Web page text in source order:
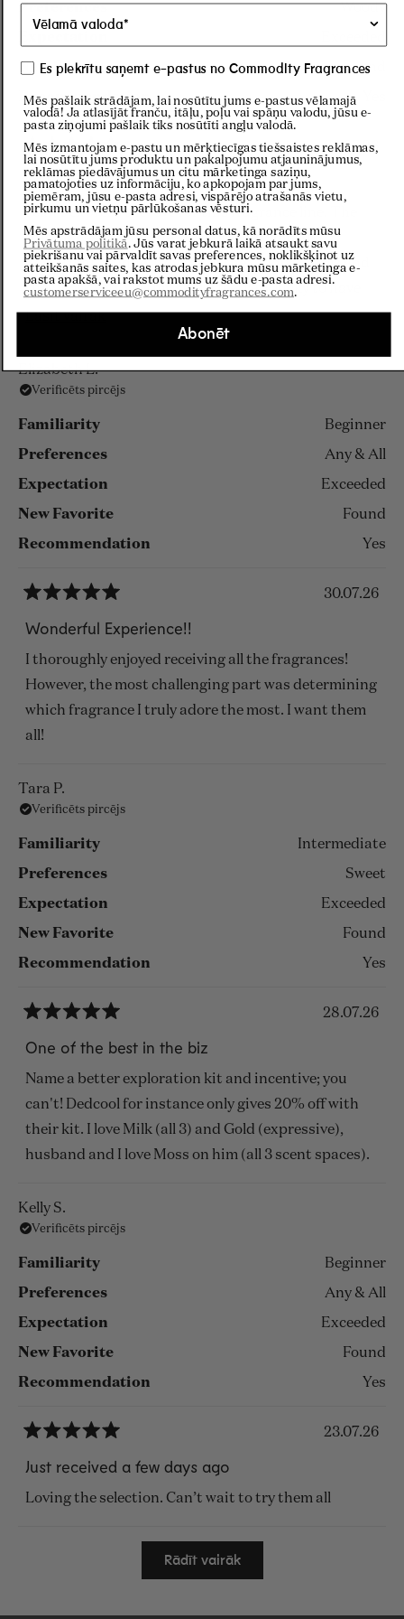
Preferences Woody
New Favorite Found
Recommendation
Novērtēts
ar
5
no
5
zvaigznēm
30.07.26
MMM 🤠
I can’t express the love for this fragrance line. The
fragrances are unique, invigorating, and just
downright unique. I love all of the unique smells and
they work very well my skin. I feel very lucky to have
this experience and O will be we recommending
Lasīt vairākLasīt
par
šo
Elizabeth L.
Verificēts pircējs
Familiarity Beginner
Preferences Any & All
Expectation Exceeded
New Favorite Found
Recommendation Yes
ar
5
no
5
zvaigznēm
30.07.26
Wonderful Experience!!
I thoroughly enjoyed receiving all the fragrances!
However, the most challenging part was determining
which fragrance I truly adore the most. I want them
all!
Tara P.
Verificēts pircējs
Familiarity Intermediate
Preferences Sweet
Expectation Exceeded
New Favorite Found
Recommendation Yes
ar
5
no
5
zvaigznēm
28.07.26
One of the best in the biz
Name a better exploration kit and incentive; you
can't! Dedcool for instance only gives 20% off with
their kit. I love Milk (all 3) and Gold (expressive),
husband and I love Moss on him (all 3 scent spaces).
Kelly S.
Verificēts pircējs
Familiarity Beginner
Preferences Any & All
Expectation Exceeded
New Favorite Found
Recommendation Yes
ar
5
no
5
23.07.26
Just received a few days ago
Loving the selection. Can’t wait to try them all
Ielādē...
Rādīt vairāk
Es piekrītu saņemt e-pastus no Commodity Fragrances
Mēs pašlaik strādājam, lai nosūtītu jums e-pastus vēlamajā
valodā! Ja atlasījāt franču, itāļu, poļu vai spāņu valodu, jūsu e-
pasta ziņojumi pašlaik tiks nosūtīti angļu valodā.
Mēs izmantojam e-pastu un mērķtiecīgas tiešsaistes reklāmas,
lai nosūtītu jums produktu un pakalpojumu atjauninājumus,
reklāmas piedāvājumus un citu mārketinga saziņu,
pamatojoties uz informāciju, ko apkopojam par jums,
piemēram, jūsu e-pasta adresi, vispārējo atrašanās vietu,
pirkumu un vietņu pārlūkošanas vēsturi.
Mēs apstrādājam jūsu personal datus, kā norādīts mūsu
Privātuma politikā . Jūs varat jebkurā laikā atsaukt savu
piekrišanu vai pārvaldīt savas preferences, noklikšķinot uz
atteikšanās saites, kas atrodas jebkura mūsu mārketinga e-
pasta apakšā, vai rakstot mums uz šādu e-pasta adresi.
customerserviceeu@commodityfragrances.com.
Abonēt